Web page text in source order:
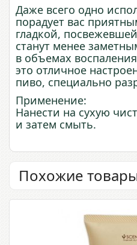
Даже всего одно
порадует вас
гладкой,
станут менее
в объемах
это отличное
пиво, специально
Применение:
Нанести на сухую
и затем смыть.
Похожие